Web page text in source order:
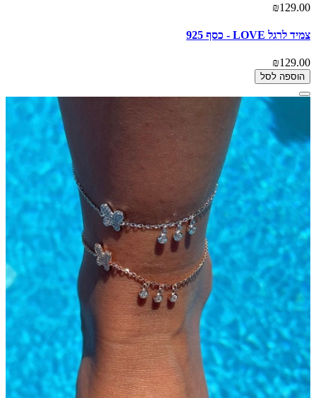
₪129.00
צמיד לרגל LOVE - כסף 925
₪129.00
הוספה לסל